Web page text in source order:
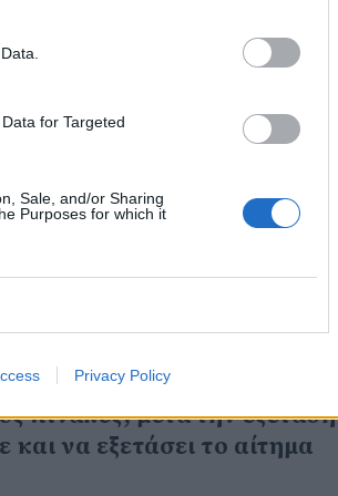
for Targeted
Sale, and/or Sharing
Purposes for which it
Privacy Policy
που επιτρέπει ένας
για να τους
αντιλαμβάνεται το
δεν μπορούν να
που δουλεύουν για
μοριοδότηση. Αίτημα με
η κυβέρνηση.
μέσω Ε.Σ.Π.Α. στους
190 εργαζομένων της
πίνακες, μετά την εξέταση
να εξετάσει το αίτημα